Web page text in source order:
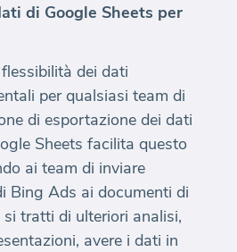
di Google Sheets per
dei dati
per qualsiasi team di
di esportazione dei dati
Sheets facilita questo
ai team di inviare
Bing Ads ai documenti di
si tratti di ulteriori analisi,
avere i dati in